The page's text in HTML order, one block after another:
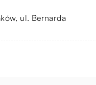
ul. Bernarda